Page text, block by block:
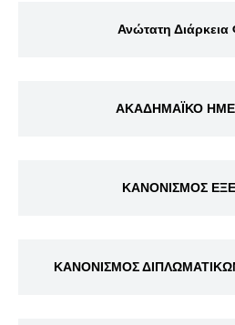
Ανώτατη Διάρκεια
ΑΚΑΔΗΜΑΪΚΟ
ΚΑΝΟΝΙΣΜΟΣ
ΚΑΝΟΝΙΣΜΟΣ